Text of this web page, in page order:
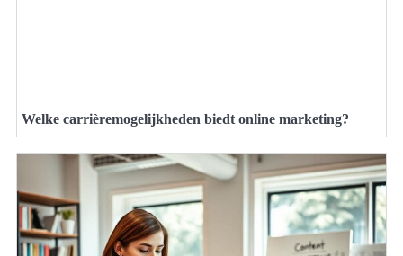
Welke carrièremogelijkheden biedt online marketing?